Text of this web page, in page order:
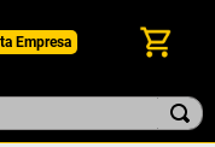
Empresa